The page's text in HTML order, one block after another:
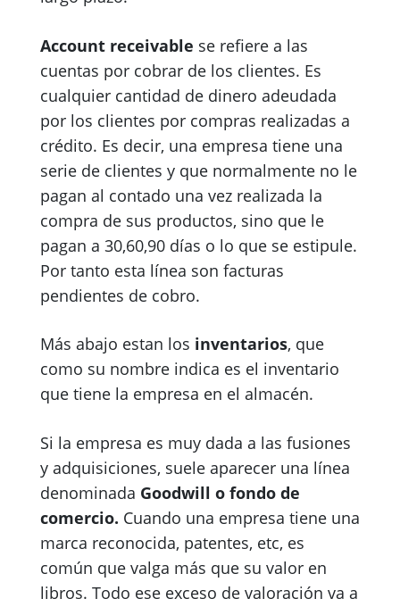
Account receivable se refiere a las
cuentas por cobrar de los clientes. Es
cualquier cantidad de dinero adeudada
por los clientes por compras realizadas a
crédito. Es decir, una empresa tiene una
serie de clientes y que normalmente no le
pagan al contado una vez realizada la
compra de sus productos, sino que le
pagan a 30,60,90 días o lo que se estipule.
Por tanto esta línea son facturas
pendientes de cobro.
Más abajo estan los inventarios, que
como su nombre indica es el inventario
que tiene la empresa en el almacén.
Si la empresa es muy dada a las fusiones
y adquisiciones, suele aparecer una línea
denominada Goodwill o fondo de
comercio. Cuando una empresa tiene una
marca reconocida, patentes, etc, es
común que valga más que su valor en
libros. Todo ese exceso de valoración va a